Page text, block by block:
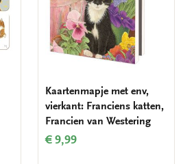
Kaartenmapje met env,
vierkant: Franciens katten,
Francien van Westering
€ 9,99